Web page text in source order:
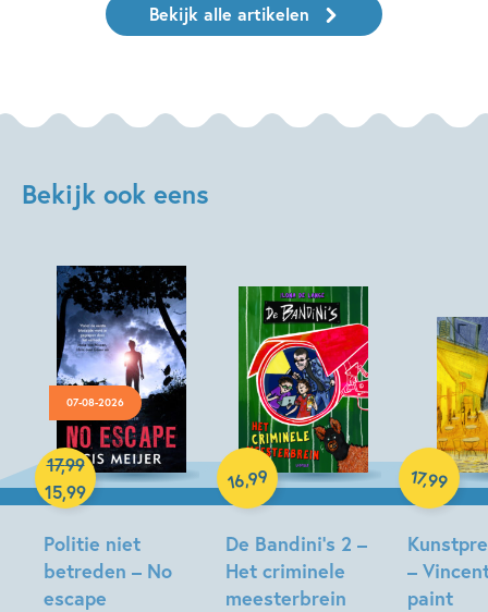
Bekijk alle artikelen
Bekijk ook eens
07-08-2026
Politie niet
betreden – No
escape
17,99
15,99
Hardcover
De Bandini’s 2 –
Het criminele
meesterbrein
16,99
Hardcover
–
paint
17,99
Hardcover